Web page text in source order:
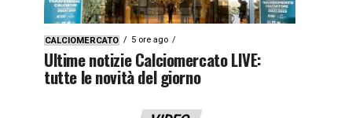
CALCIOMERCATO 5 ore ago
Ultime notizie Calciomercato LIVE:
tutte le novità del giorno